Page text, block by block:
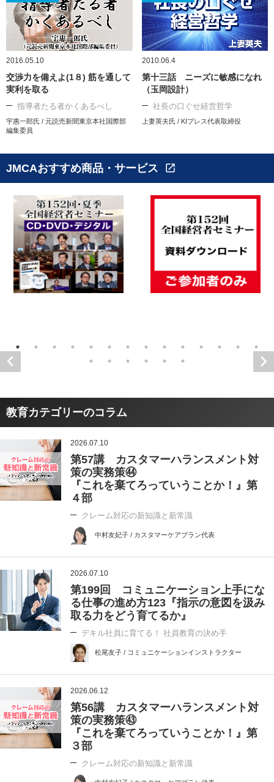
2016.05.10
交渉力を備えよ(1８) 筋を通して
実利を取る
指導者たる者かくあるべし
宇惠一郎氏 / 元読売新聞東京本社国際部
編集委員
2010.06.4
第十三話 ニーズに敏感になれ
（玉岡設計）
社長の口ぐせ経営哲学
上妻英夫氏 / KIプレス代表取締役
JMCAおすすめ商品・サービス open_in_new
教育カテゴリーのコラム
2026.07.10
第57講 カスタマーハランスメント対
策の実務策㊹
『これを棄てろっていうことか！』第
４部
クレーム対応の新知識と新常識
中村友妃子 / カスタマーケアプラン代表
2026.07.10
第199回 コミュニケーション上手にな
る仕事の進め方123『指示の意図を汲み
取る力をどう育てるか』
デキル社員に育てる！ 社員教育の決め手
松尾友子 / コミュニケーションインストラクター
2026.06.12
第56講 カスタマーハランスメント対
策の実務策㊸
『これを棄てろっていうことか！』第
３部
クレーム対応の新知識と新常識